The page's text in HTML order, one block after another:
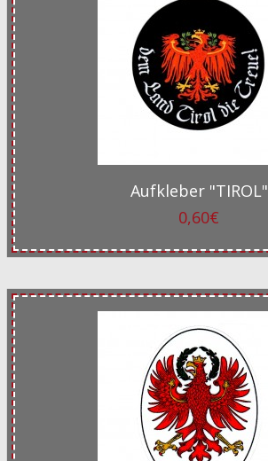
Aufkleber "TIROL"
0,60€